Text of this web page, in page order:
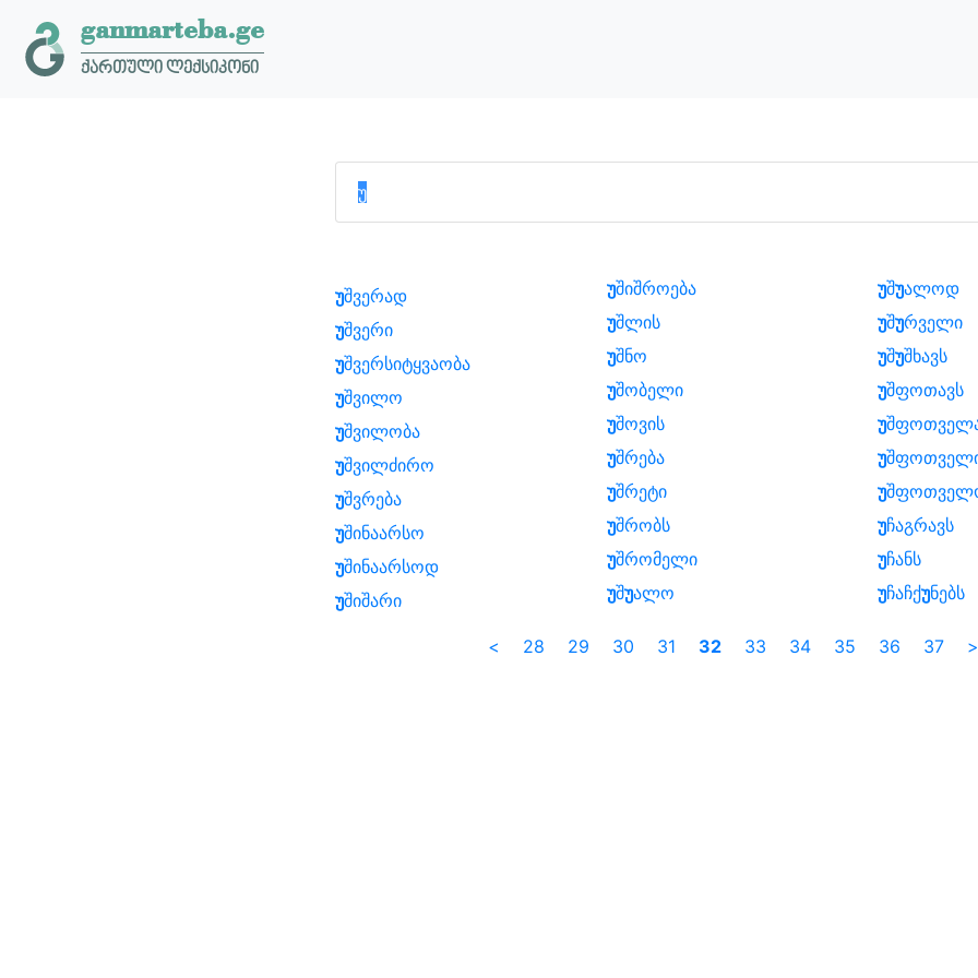
ganmarteba.ge
ქართული ლექსიკონი
უშვერად
უშვერი
უშვერსიტყვაობა
უშვილო
უშვილობა
უშვილძირო
უშვრება
უშინაარსო
უშინაარსოდ
უშიშარი
უშიშროება
უშლის
უშნო
უშობელი
უშოვის
უშრება
უშრეტი
უშრობს
უშრომელი
უშუალო
უშუალოდ
უშურველი
უშუშხავს
უშფოთავს
უ
უ
უ
უჩაგრავს
უჩანს
უჩაჩქუნებს
< 28 29 30 31 32 33 34 35 36 37 >